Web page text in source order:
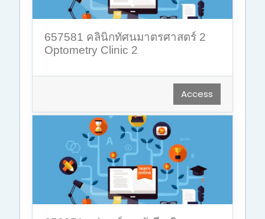
657581 คลินิกทัศนมาตรศาสตร์ 2
Optometry Clinic 2
Access